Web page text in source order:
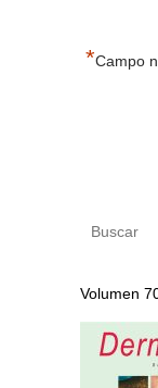
*Campo
Volumen